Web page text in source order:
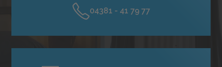
04381 - 41 79 77